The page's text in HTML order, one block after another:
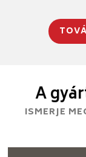
A
ISMERJE